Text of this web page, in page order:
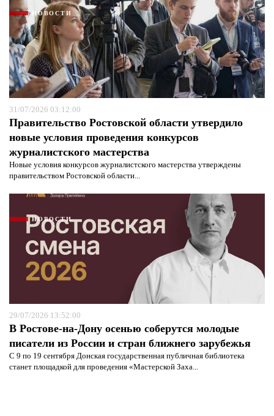
НОВОСТИ
31/07/2026 03:12:00
Правительство Ростовской области утвердило
новые условия проведения конкурсов
журналистского мастерства
Новые условия конкурсов журналистского мастерства утверждены
правительством Ростовской области...
НОВОСТИ
29/07/2026 13:52:00
В Ростове-на-Дону осенью соберутся молодые
писатели из России и стран ближнего зарубежья
С 9 по 19 сентября Донская государственная публичная библиотека
станет площадкой для проведения «Мастерской Заха...